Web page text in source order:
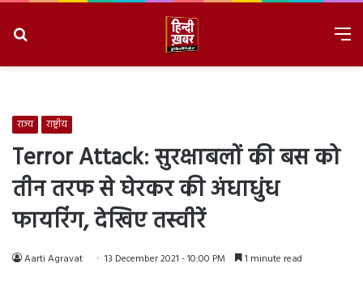
राज्य राष्ट्रीय
Terror Attack: सुरक्षाबलों की बस को
तीन तरफ से घेरकर की अंधाधुंध
फायरिंग, देखिए तस्वीरें
Aarti Agravat 13 December 2021 - 10:00 PM 1 minute read